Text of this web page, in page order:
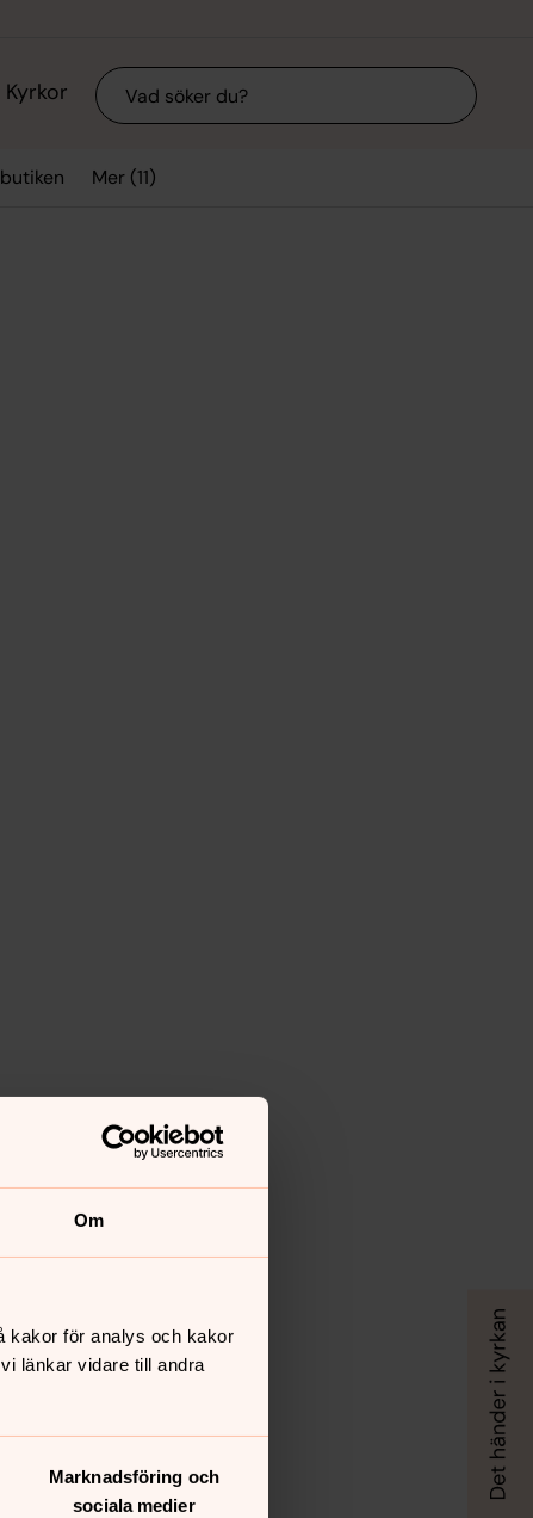
Om
kakor för analys och kakor
länkar vidare till andra
Marknadsföring och
sociala medier
Kyrkor Sök
Mer (11)